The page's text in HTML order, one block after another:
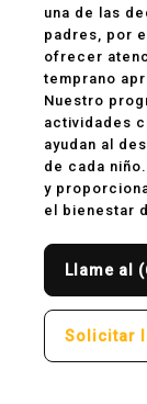
una de las
padres, por
ofrecer
temprano
Nuestro
actividades
ayudan al
de cada
y
el bienestar
Llame al
Solicitar